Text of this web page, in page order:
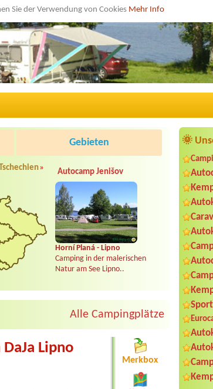
Sie der Verwendung von Cookies Mehr Info
🌞
Termin
Rozkoš
4L
Gebieten
» Autocamp Jenišov
Horní Planá - Lipno
Camping in der malerischen
Natur am See Lipno..
Alle Campingplätze
Lipno
Merkbox